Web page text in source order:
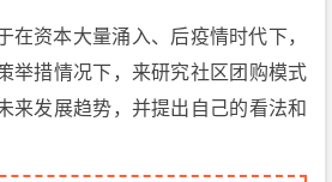
在资本大量涌入、后疫情时代下，
举措情况下，来研究社区团购模式
来发展趋势，并提出自己的看法和